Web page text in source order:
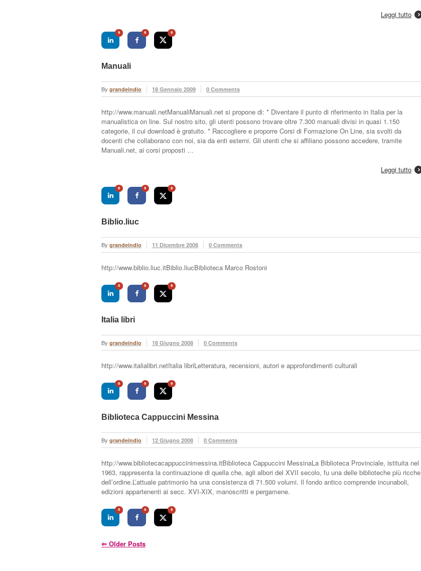
Leggi tutto
0 0 0
Manuali
By grandeindio 18 Gennaio 2009 0 Comments
http://www.manuali.netManualiManuali.net si propone di: * Diventare il punto di riferimento in Italia per la
manualistica on line. Sul nostro sito, gli utenti possono trovare oltre 7.300 manuali divisi in quasi 1.150
categorie, il cui download è gratuito. * Raccogliere e proporre Corsi di Formazione On Line, sia svolti da
docenti che collaborano con noi, sia da enti esterni. Gli utenti che si affiliano possono accedere, tramite
Manuali.net, ai corsi proposti …
Leggi tutto
0 0 0
Biblio.liuc
By grandeindio 11 Dicembre 2008 0 Comments
http://www.biblio.liuc.itBiblio.liucBiblioteca Marco Rostoni
0 0 0
Italia libri
By grandeindio 18 Giugno 2008 0 Comments
http://www.italialibri.netItalia libriLetteratura, recensioni, autori e approfondimenti culturali
0 0 0
Biblioteca Cappuccini Messina
By grandeindio 12 Giugno 2008 0 Comments
http://www.bibliotecacappuccinimessina.itBiblioteca Cappuccini MessinaLa Biblioteca Provinciale, istituita nel
1963, rappresenta la continuazione di quella che, agli albori del XVII secolo, fu una delle biblioteche più ricche
dell’ordine.L’attuale patrimonio ha una consistenza di 71.500 volumi. Il fondo antico comprende incunaboli,
edizioni appartenenti ai secc. XVI-XIX, manoscritti e pergamene.
0 0 0
⇐ Older Posts